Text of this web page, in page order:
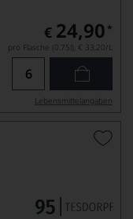
€ 24,90 *
pro Flasche (0.75l), € 33,20/L
Lebensmittel­angaben